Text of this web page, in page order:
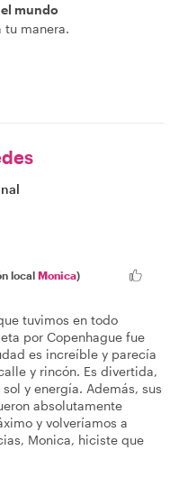
mundo
tu manera.
local Monica)
tuvimos en todo
por Copenhague fue
es increíble y parecía
y rincón. Es divertida,
y energía. Además, sus
absolutamente
y volveríamos a
Monica, hiciste que